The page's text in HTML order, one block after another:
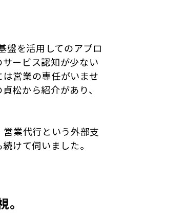
盤を活用してのアプロ
ービス認知が少ない
営業の専任がいませ
松から紹介があり、
業代行という外部支
けて伺いました。